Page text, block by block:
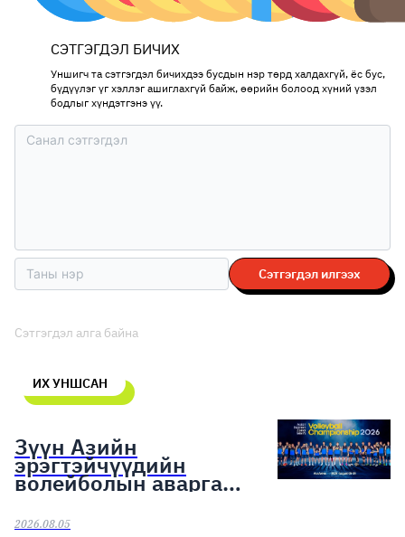
СЭТГЭГДЭЛ БИЧИХ
Уншигч та сэтгэгдэл бичихдээ бусдын нэр төрд халдахгүй, ёс бус,
бүдүүлэг үг хэллэг ашиглахгүй байж, өөрийн болоод хүний үзэл
бодлыг хүндэтгэнэ үү.
Сэтгэгдэл илгээх
Сэтгэгдэл алга байна
ИХ УНШСАН
Зүүн Азийн
эрэгтэйчүүдийн
волейболын аварга
шалгаруулах тэмцээн
эхэллээ
2026.08.05